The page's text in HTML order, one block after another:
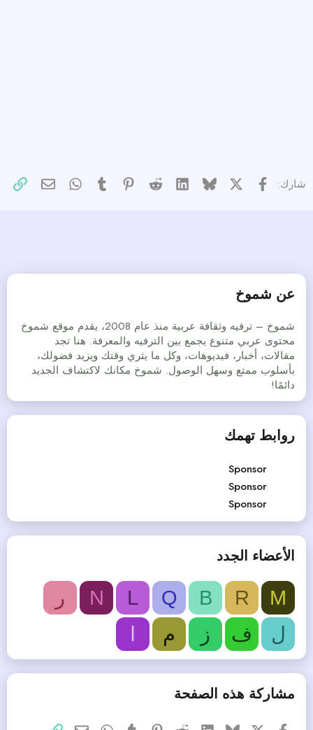
شارك: فيسبوك Bluesky
LinkedIn
Reddit
Pinterest
Tumblr
WhatsApp
البريد
عن شموخ
شموخ – ترفيه وثقافة عربية منذ عام 2008، يقدم موقع شموخ
محتوى عربي متنوع يجمع بين الترفيه والمعرفة. هنا تجد
مقالات، أخبار، فيديوهات، وكل ما يثري وقتك ويزيد فضولك،
بأسلوب ممتع وسهل الوصول. شموخ مكانك لاكتشاف الجديد
دائمًا!
روابط تهمك
Sponsor
Sponsor
Sponsor
الأعضاء الجدد
M
R
B
Q
L
N
ر
ل
ف ز م
مشاركة هذه الصفحة